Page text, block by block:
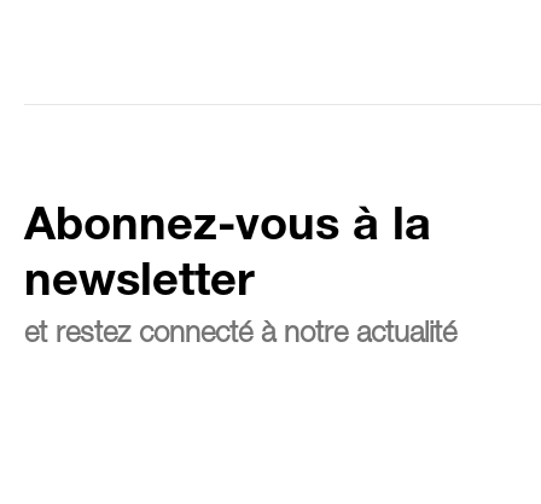
Abonnez-vous à la
newsletter
et restez connecté à notre actualité